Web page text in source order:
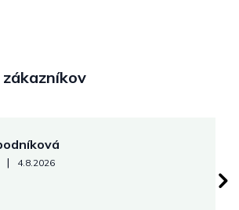
je 5 z 5 hviezdičiek.
| 4.8.2026